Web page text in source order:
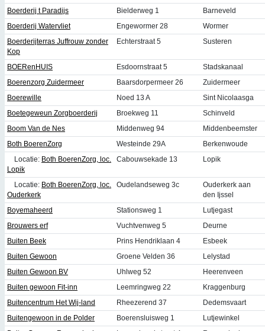
Boerderij t Paradijs
Bielderweg 1
Barneveld
Boerderij Watervliet
Engewormer 28
Wormer
Boerderijterras Juffrouw zonder
Kop
Echterstraat 5 Susteren
BOERenHUIS Esdoornstraat 5
Stadskanaal
Boerenzorg Zuidermeer
Baarsdorpermeer 26
Zuidermeer
Boerewille
Noed 13 A
Sint Nicolaasga
Boetegeweun Zorgboerderij
Broekweg 11
Schinveld
Boom Van de Nes
Middenweg 94
Middenbeemster
Both BoerenZorg
Westeinde 29A
Berkenwoude
Locatie: Both BoerenZorg, loc.
Lopik
Cabouwsekade 13 Lopik
Locatie: Both BoerenZorg, loc.
Ouderkerk
Oudelandseweg 3c
Ouderkerk aan
den Ijssel
Boyemaheerd
Stationsweg 1
Lutjegast
Brouwers erf
Vuchtvenweg 5
Deurne
Buiten Beek
Prins Hendriklaan 4
Esbeek
Buiten Gewoon
Groene Velden 36
Lelystad
Buiten Gewoon BV
Uhlweg 52
Heerenveen
Buiten gewoon Fit-inn
Leemringweg 22
Kraggenburg
Buitencentrum Het Wij-land
Rheezerend 37
Dedemsvaart
Buitengewoon in de Polder
Boerensluisweg 1
Lutjewinkel